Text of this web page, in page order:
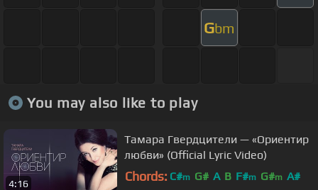
Gbm
You may also like to play
4:16
Тамара Гвердцители — «Ориентир
любви» (Official Lyric Video)
Chords: C#m G# A B F#m G#m A#